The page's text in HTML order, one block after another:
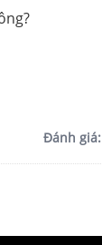
Đánh giá: